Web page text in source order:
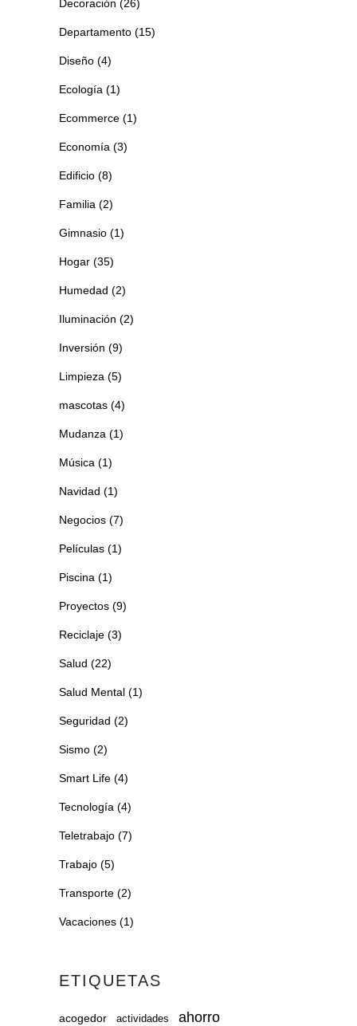
Decoración (26)
Departamento (15)
Diseño (4)
Ecología (1)
Ecommerce (1)
Economía (3)
Edificio (8)
Familia (2)
Gimnasio (1)
Hogar (35)
Humedad (2)
Iluminación (2)
Inversión (9)
Limpieza (5)
mascotas (4)
Mudanza (1)
Música (1)
Navidad (1)
Negocios (7)
Películas (1)
Piscina (1)
Proyectos (9)
Reciclaje (3)
Salud (22)
Salud Mental (1)
Seguridad (2)
Sismo (2)
Smart Life (4)
Tecnología (4)
Teletrabajo (7)
Trabajo (5)
Transporte (2)
Vacaciones (1)
ETIQUETAS
acogedor actividades ahorro